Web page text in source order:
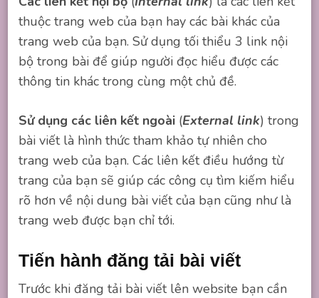
thuộc trang web của bạn hay các bài khác của
trang web của bạn. Sử dụng tối thiểu 3 link nội
bộ trong bài để giúp người đọc hiểu được các
thông tin khác trong cùng một chủ đề.
Sử dụng các liên kết ngoài (External link) trong
bài viết là hình thức tham khảo tự nhiên cho
trang web của bạn. Các liên kết điều hướng từ
trang của bạn sẽ giúp các công cụ tìm kiếm hiểu
rõ hơn về nội dung bài viết của bạn cũng như là
trang web được bạn chỉ tới.
Tiến hành đăng tải bài viết
Trước khi đăng tải bài viết lên website bạn cần